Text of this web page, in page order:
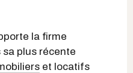
la firme
plus récente
et locatifs